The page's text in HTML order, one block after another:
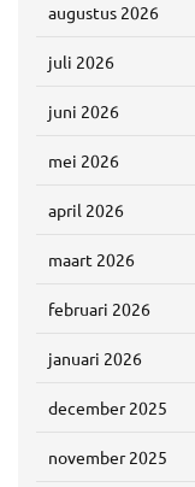
augustus 2026
juli 2026
juni 2026
mei 2026
april 2026
maart 2026
februari 2026
januari 2026
december 2025
november 2025